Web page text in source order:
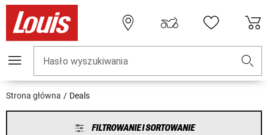
Hasło wyszukiwania
Strona główna Deals
FILTROWANIE I SORTOWANIE